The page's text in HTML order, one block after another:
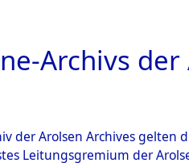
ARCHIVALE
Archivs der
der Arolsen Archives
Leitungsgremium der